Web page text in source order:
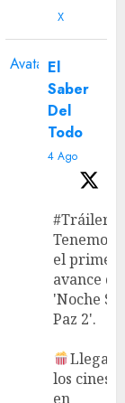
X
Avatar El
Saber
Del
Todo
4 Ago
#Tráiler
Tenemos
el primer
avance de
'Noche
Paz 2'.
Llega a
los cines
en